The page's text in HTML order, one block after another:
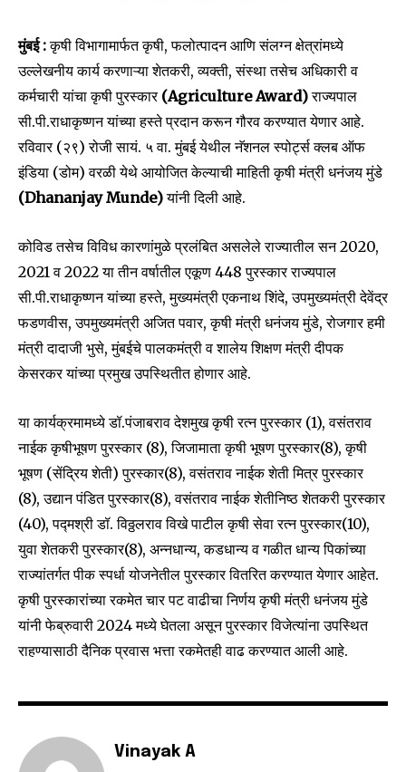
Join our community of
SUBSCRIBERS and be part of the
conversation.
To subscribe, simply enter your email address on our website
or click the subscribe button below. Don't worry, we respect
your privacy and won't spam your inbox. Your information is
safe with us.
मुंबई :कृषी विभागामार्फत कृषी, फलोत्पादन आणि संलग्न क्षेत्रांमध्ये
उल्लेखनीय कार्य करणाऱ्या शेतकरी, व्यक्ती, संस्था तसेच अधिकारी व
कर्मचारी यांचा कृषी पुरस्कार (Agriculture Award)राज्यपाल
सी.पी.राधाकृष्णन यांच्या हस्ते प्रदान करून गौरव करण्यात येणार आहे.
रविवार (२९) रोजी सायं. ५ वा. मुंबई येथील नॅशनल स्पोर्ट्स क्लब ऑफ
इंडिया (डोम) वरळी येथे आयोजित केल्याची माहिती कृषी मंत्री धनंजय मुंडे
(Dhananjay Munde)यांनी दिली आहे.
कोविड तसेच विविध कारणांमुळे प्रलंबित असलेले राज्यातील सन 2020,
2021 व 2022 या तीन वर्षातील एकूण 448 पुरस्कार राज्यपाल
सी.पी.राधाकृष्णन यांच्या हस्ते, मुख्यमंत्री एकनाथ शिंदे, उपमुख्यमंत्री देवेंद्र
फडणवीस, उपमुख्यमंत्री अजित पवार, कृषी मंत्री धनंजय मुंडे, रोजगार हमी
मंत्री दादाजी भुसे, मुंबईचे पालकमंत्री व शालेय शिक्षण मंत्री दीपक
केसरकर यांच्या प्रमुख उपस्थितीत होणार आहे.
या कार्यक्रमामध्ये डॉ.पंजाबराव देशमुख कृषी रत्न पुरस्कार (1), वसंतराव
नाईक कृषीभूषण पुरस्कार (8), जिजामाता कृषी भूषण पुरस्कार(8), कृषी
भूषण (सेंद्रिय शेती) पुरस्कार(8), वसंतराव नाईक शेती मित्र पुरस्कार
(8), उद्यान पंडित पुरस्कार(8), वसंतराव नाईक शेतीनिष्ठ शेतकरी पुरस्कार
(40), पद्मश्री डॉ. विठ्ठलराव विखे पाटील कृषी सेवा रत्न पुरस्कार(10),
युवा शेतकरी पुरस्कार(8), अन्नधान्य, कडधान्य व गळीत धान्य पिकांच्या
राज्यांतर्गत पीक स्पर्धा योजनेतील पुरस्कार वितरित करण्यात येणार आहेत.
कृषी पुरस्कारांच्या रकमेत चार पट वाढीचा निर्णय कृषी मंत्री धनंजय मुंडे
यांनी फेब्रुवारी 2024 मध्ये घेतला असून पुरस्कार विजेत्यांना उपस्थित
राहण्यासाठी दैनिक प्रवास भत्ता रकमेतही वाढ करण्यात आली आहे.
Vinayak A